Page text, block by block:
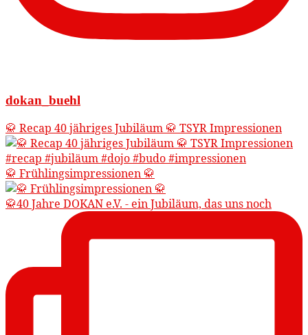
dokan_buehl
🥋 Recap 40 jähriges Jubiläum 🥋 TSYR Impressionen
🥋 Frühlingsimpressionen 🥋
🥋40 Jahre DOKAN e.V. - ein Jubiläum, das uns noch